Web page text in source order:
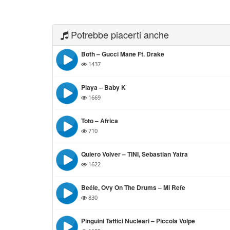
Potrebbe piacerti anche
Both – Gucci Mane Ft. Drake
1437
Playa – Baby K
1669
Toto – Africa
710
Quiero Volver – TINI, Sebastian Yatra
1622
Beéle, Ovy On The Drums – Mi Refe
830
Pinguini Tattici Nucleari – Piccola Volpe